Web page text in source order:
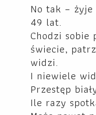
No tak – żyje
49 lat.
Chodzi sobie
świecie,
widzi.
I niewiele
Przestęp
Ile razy